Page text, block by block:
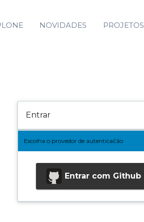
NOVIDADES PROJETOS
Entrar
Escolha o provedor de autenticaćão
Entrar com Github